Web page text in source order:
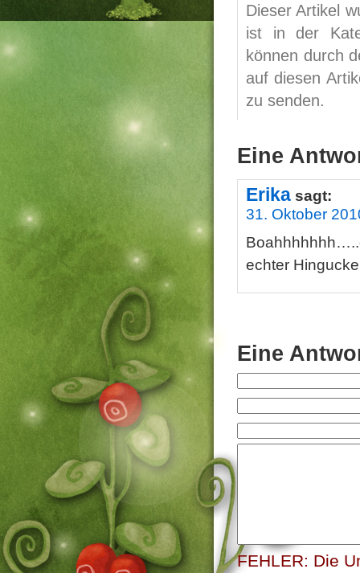
Dieser Artikel
ist in der
können durch
auf diesen
zu senden.
Eine
Erika sagt:
31. Oktober
echter
Eine
FEHLER: Die